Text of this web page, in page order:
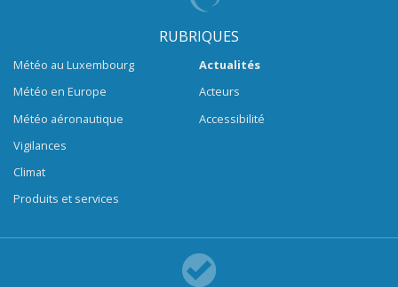
RUBRIQUES
Météo au Luxembourg
Météo en Europe
Météo aéronautique
Vigilances
Climat
Produits et services
Actualités
Acteurs
Accessibilité